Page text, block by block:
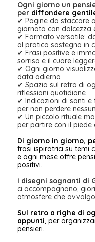
Ogni giorno un
per diffondere
✔ Pagine da staccare
giornata con dolcezza
✔ Formato versatile:
al pratico sostegno in
✔ Frasi positive e
sorriso e il cuore
✔ Ogni giorno
data odierna
✔ Spazio sul retro di
riflessioni quotidiane
✔ Indicazioni di santi e
per non perdere
✔ Un piccolo rituale
per partire con il piede
Di giorno in giorno,
frasi ispiratrici su temi
e ogni mese offre
positivi.
I disegni sognanti di
ci accompagnano,
atmosfere che
Sul retro a righe di
appunti, per
pensieri.